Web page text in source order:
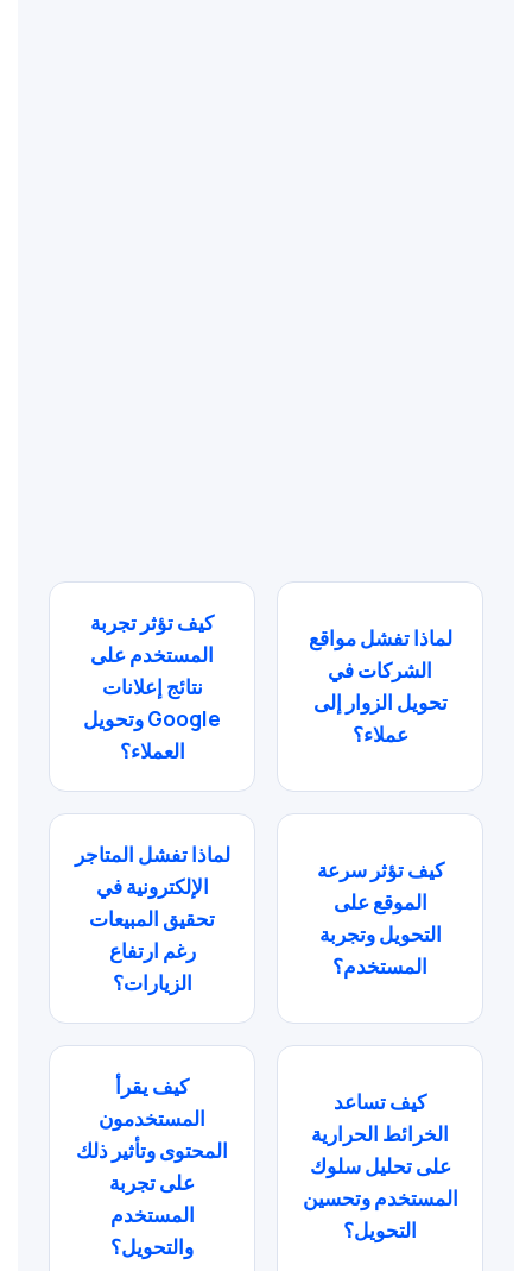
لماذا تفشل مواقع
الشركات في
تحويل الزوار إلى
عملاء؟
كيف تؤثر تجربة
المستخدم على
نتائج إعلانات
Google وتحويل
العملاء؟
كيف تؤثر سرعة
الموقع على
التحويل وتجربة
المستخدم؟
لماذا تفشل المتاجر
الإلكترونية في
تحقيق المبيعات
رغم ارتفاع
الزيارات؟
كيف تساعد
الخرائط الحرارية
على تحليل سلوك
المستخدم وتحسين
التحويل؟
كيف يقرأ
المستخدمون
المحتوى وتأثير ذلك
على تجربة
المستخدم
والتحويل؟